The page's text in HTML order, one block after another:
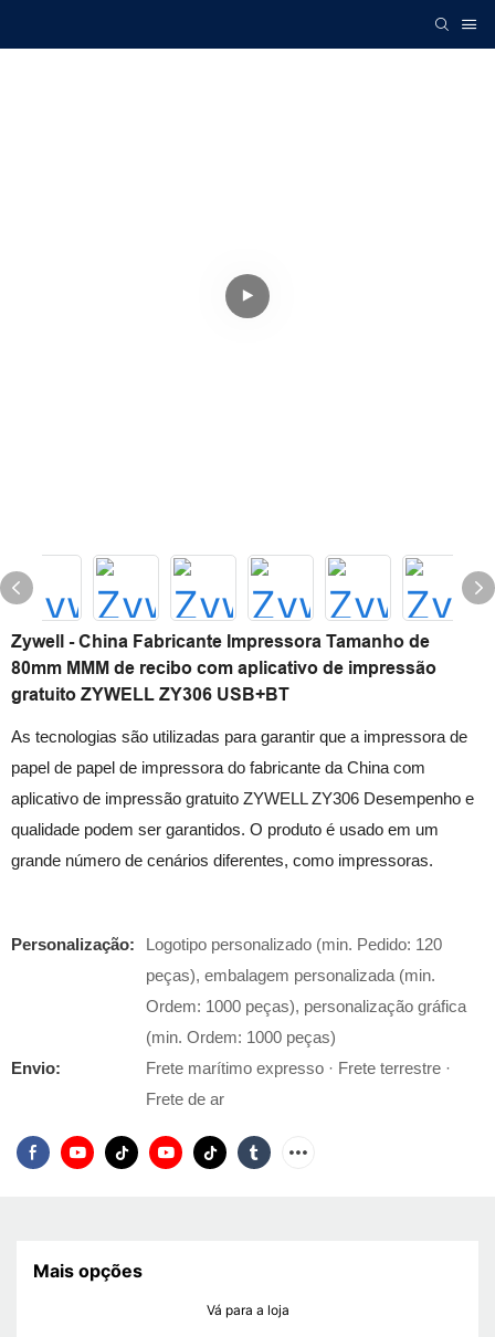
Zywell - China Fabricante Impressora Tamanho de
80mm MMM de recibo com aplicativo de impressão
gratuito ZYWELL ZY306 USB+BT
As tecnologias são utilizadas para garantir que a impressora de
papel de papel de impressora do fabricante da China com
aplicativo de impressão gratuito ZYWELL ZY306 Desempenho e
qualidade podem ser garantidos. O produto é usado em um
grande número de cenários diferentes, como impressoras.
Personalização:
Logotipo personalizado (min. Pedido: 120
peças), embalagem personalizada (min.
Ordem: 1000 peças), personalização gráfica
(min. Ordem: 1000 peças)
Envio:
Frete marítimo expresso · Frete terrestre ·
Frete de ar
Mais opções
Vá para a loja